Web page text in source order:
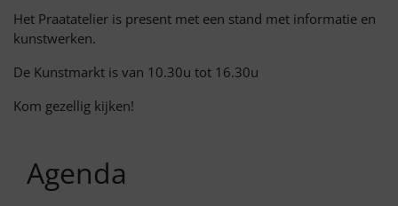
Het Praatatelier is present met een stand met informatie en
kunstwerken.
De Kunstmarkt is van 10.30u tot 16.30u
Kom gezellig kijken!
Agenda